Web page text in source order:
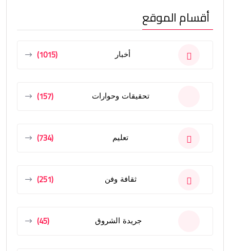
أقسام الموقع
أخبار (1015)
تحقيقات وحوارات (157)
تعليم (734)
ثقافة وفن (251)
جريدة الشروق (45)